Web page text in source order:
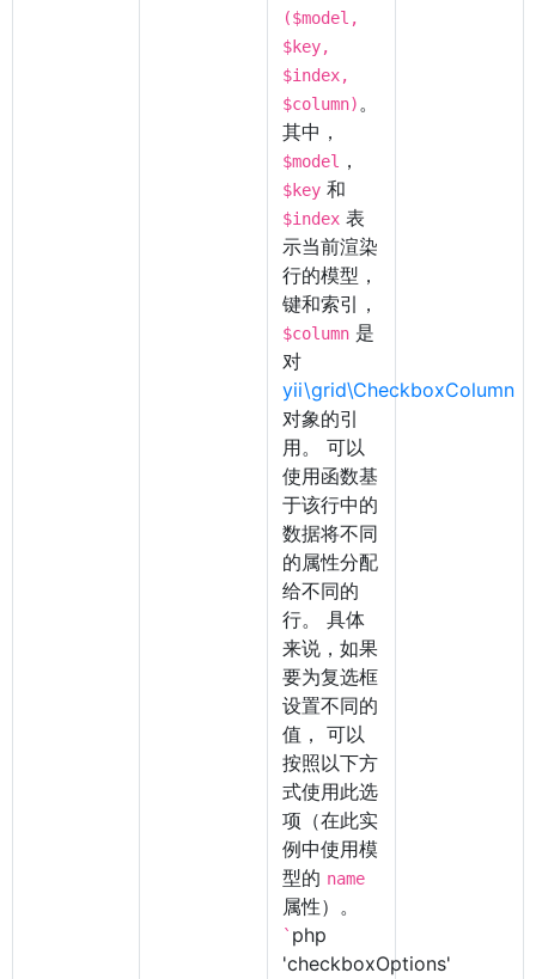
($model,
$key,
$index,
$column)。
其中，
$model ，
$key 和
$index 表
示当前渲染
行的模型，
键和索引，
$column 是
对
yii\grid\CheckboxColumn
对象的引
用。 可以
使用函数基
于该行中的
数据将不同
的属性分配
给不同的
行。 具体
来说，如果
要为复选框
设置不同的
值， 可以
按照以下方
式使用此选
项（在此实
例中使用模
型的 name
属性）。
` php
'checkboxOptions'